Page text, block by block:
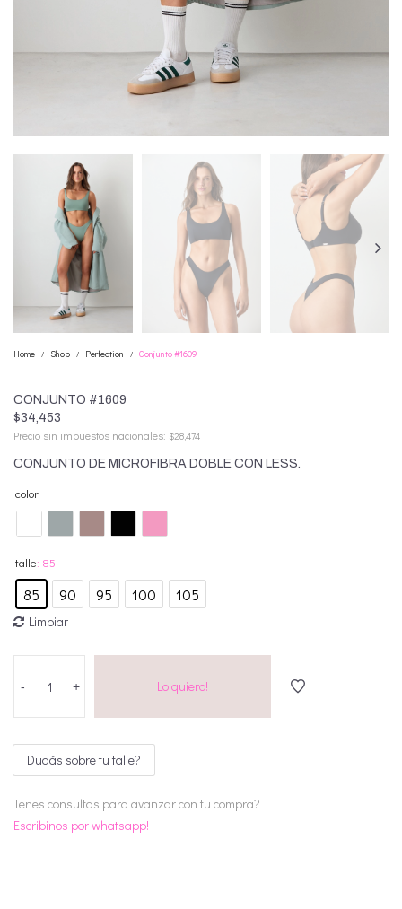
Home / Shop / Perfection / Conjunto #1609
CONJUNTO #1609
$34,453
Precio sin impuestos nacionales: $28,474
CONJUNTO DE MICROFIBRA DOBLE CON LESS.
: 85
85 90 95 100 105
Limpiar
- + Lo quiero!
Dudás sobre tu talle?
Tenes consultas para avanzar con tu compra?
Escribinos por whatsapp!